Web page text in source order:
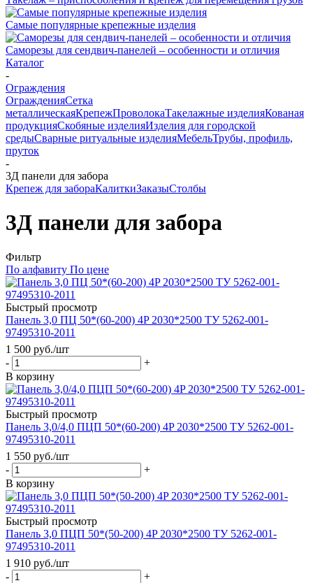
Самые популярные крепежные изделия
Саморезы для сендвич-панелей – особенности и отличия
Каталог
-
Ограждения
ОгражденияСетка
металлическаяКрепежПроволокаТакелажные изделияКованая
продукцияСкобяные изделияИзделия для городской
средыСварные ритуальные изделияМебельТрубы, профиль,
пруток
-
3Д панели для забора
Крепеж для забораКалиткиЗаказыСтолбы
3Д панели для забора
Фильтр
По алфавиту По цене
Быстрый просмотр
Панель 3,0 ПЦ 50*(60-200) 4P 2030*2500 ТУ 5262-001-
97495310-2011
1 500 руб./шт
-
+
В корзину
Быстрый просмотр
Панель 3,0/4,0 ПЦП 50*(60-200) 4P 2030*2500 ТУ 5262-001-
97495310-2011
1 550 руб./шт
-
+
В корзину
Быстрый просмотр
Панель 3,0 ПЦП 50*(50-200) 4P 2030*2500 ТУ 5262-001-
97495310-2011
1 910 руб./шт
-
+